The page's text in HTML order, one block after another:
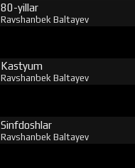
80-yillar
Ravshanbek Baltayev
Kastyum
Ravshanbek Baltayev
Sinfdoshlar
Ravshanbek Baltayev